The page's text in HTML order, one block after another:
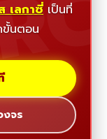
เลกาซี่ เป็นที่
นตอน
งจร